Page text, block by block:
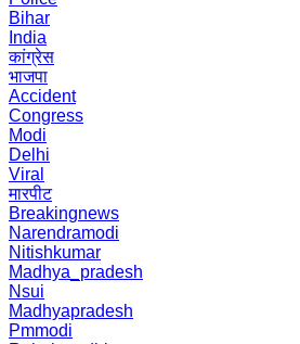
Bihar
India
कांग्रेस
भाजपा
Accident
Congress
Modi
Delhi
Viral
मारपीट
Breakingnews
Narendramodi
Nitishkumar
Madhya_pradesh
Nsui
Madhyapradesh
Pmmodi